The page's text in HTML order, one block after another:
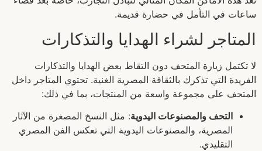
ساعات في التأمل في حضارة قديمة.
المتاجر لشراء الهدايا والتذكارات
لا تكتمل زيارة المتحف دون التقاط بعض الهدايا والتذكارات
الفريدة التي تذكرك بالثقافة المصرية الغنية. تحتوي المتاجر داخل
المتحف على مجموعة واسعة من المنتجات، بما في ذلك:
التحف والمصنوعات اليدوية: مثل النسخ المصغرة من الآثار
المصرية، والمصنوعات اليدوية التي تعكس الفن المصري
التقليدي.